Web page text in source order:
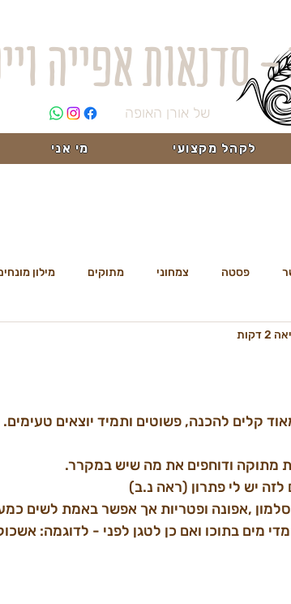
סדנאות אפייה
של אורן האופה
לקהל מקצועי מי אני
פסטה צמחוני מתוקים מילון
דקות
קלים להכנה, פשוטים ותמיד יוצאים טעימים.
יש לי פתרון (ראה נ.ב)
סלמון ,אפונה ופטריות אך אפשר באמת לשים
מים בתוכו ואם כן לטגן לפני - לדוגמה: